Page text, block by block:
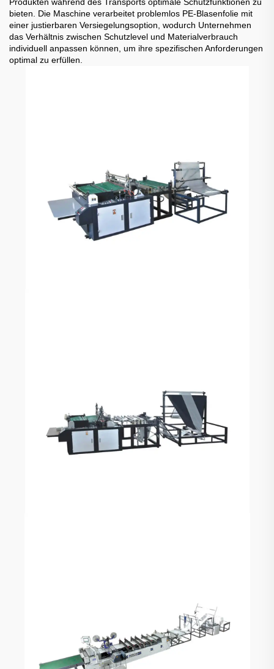
bieten. Die Maschine verarbeitet problemlos PE-Blasenfolie mit
einer justierbaren Versiegelungsoption, wodurch Unternehmen
das Verhältnis zwischen Schutzlevel und Materialverbrauch
individuell anpassen können, um ihre spezifischen Anforderungen
optimal zu erfüllen.